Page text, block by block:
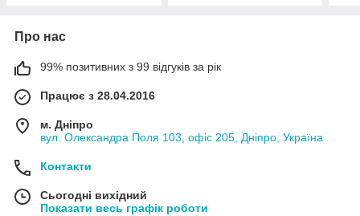
Про нас
99% позитивних з 99 відгуків за рік
Працює з 28.04.2016
м. Дніпро
вул. Олександра Поля 103, офіс 205, Дніпро, Україна
Контакти
Сьогодні вихідний
Показати весь графік роботи